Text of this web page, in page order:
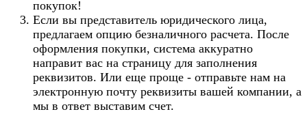
покупок!
Если вы представитель юридического лица,
предлагаем опцию безналичного расчета. После
оформления покупки, система аккуратно
направит вас на страницу для заполнения
реквизитов. Или еще проще - отправьте нам на
электронную почту реквизиты вашей компании, а
мы в ответ выставим счет.